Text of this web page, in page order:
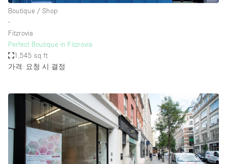
Boutique / Shop
∙
Fitzrovia
Perfect Boutique in Fitzrovia
1,545 sq ft
가격: 요청 시 결정